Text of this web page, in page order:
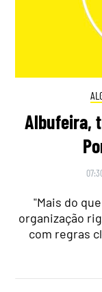
Albufeira,
"Mais do
organização
com regras